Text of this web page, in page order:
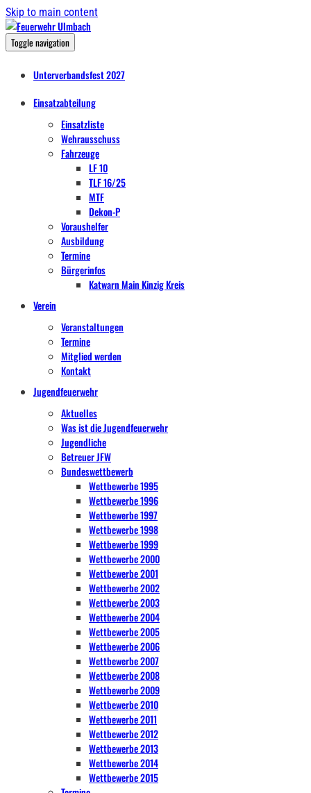
Skip to main content
Toggle navigation
Unterverbandsfest 2027
Einsatzabteilung
Einsatzliste
Wehrausschuss
Fahrzeuge
LF 10
TLF 16/25
MTF
Dekon-P
Voraushelfer
Ausbildung
Termine
Bürgerinfos
Katwarn Main Kinzig Kreis
Verein
Veranstaltungen
Termine
Mitglied werden
Kontakt
Jugendfeuerwehr
Aktuelles
Was ist die Jugendfeuerwehr
Jugendliche
Betreuer JFW
Bundeswettbewerb
Wettbewerbe 1995
Wettbewerbe 1996
Wettbewerbe 1997
Wettbewerbe 1998
Wettbewerbe 1999
Wettbewerbe 2000
Wettbewerbe 2001
Wettbewerbe 2002
Wettbewerbe 2003
Wettbewerbe 2004
Wettbewerbe 2005
Wettbewerbe 2006
Wettbewerbe 2007
Wettbewerbe 2008
Wettbewerbe 2009
Wettbewerbe 2010
Wettbewerbe 2011
Wettbewerbe 2012
Wettbewerbe 2013
Wettbewerbe 2014
Wettbewerbe 2015